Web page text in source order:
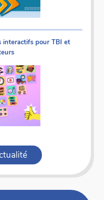
interactifs pour TBI et